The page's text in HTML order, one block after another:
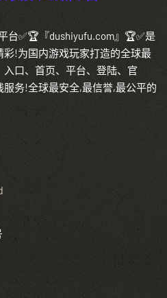
台✅🏆『dushiyufu.com』🏆✅是
!为国内游戏玩家打造的全球最
入口、首页、平台、登陆、官
务!全球最安全,最信誉,最公平的